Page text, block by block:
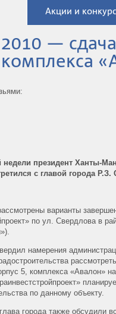
Акции и
—
президент Ханты-
с главой города
варианты
по ул. Свердлова в
намерения
5, комплекса «Авалон»
по данному объекту.
города также обсудили